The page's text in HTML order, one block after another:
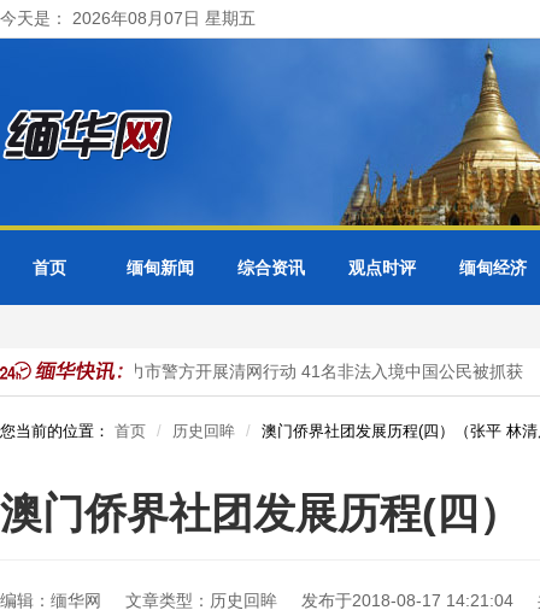
今天是： 2026年08月07日 星期五
首页 缅甸新闻 综合资讯 观点时评 缅甸经济
缅甸大其力市警方开展清网行动 41名非法入境中国公民被抓获
您当前的位置： 首页 历史回眸 澳门侨界社团发展历程(四）（张平 林
澳门侨界社团发展历程(四）
编辑：缅华网 文章类型：历史回眸 发布于2018-08-17 14:21:04